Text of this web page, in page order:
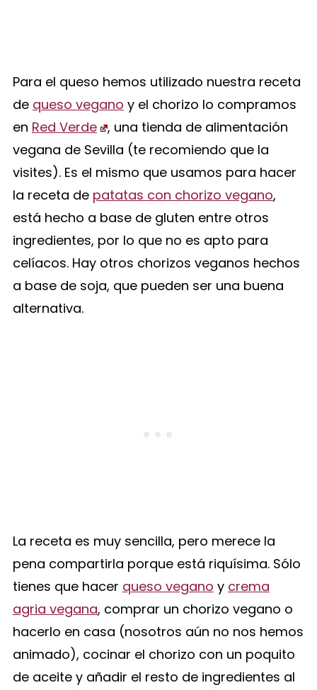
Para el queso hemos utilizado nuestra receta
de queso vegano y el chorizo lo compramos
en Red Verde
, una tienda de alimentación
vegana de Sevilla (te recomiendo que la
visites). Es el mismo que usamos para hacer
la receta de patatas con chorizo vegano,
está hecho a base de gluten entre otros
ingredientes, por lo que no es apto para
celíacos. Hay otros chorizos veganos hechos
a base de soja, que pueden ser una buena
alternativa.
La receta es muy sencilla, pero merece la
pena compartirla porque está riquísima. Sólo
tienes que hacer queso vegano y crema
agria vegana, comprar un chorizo vegano o
hacerlo en casa (nosotros aún no nos hemos
animado), cocinar el chorizo con un poquito
de aceite y añadir el resto de ingredientes al